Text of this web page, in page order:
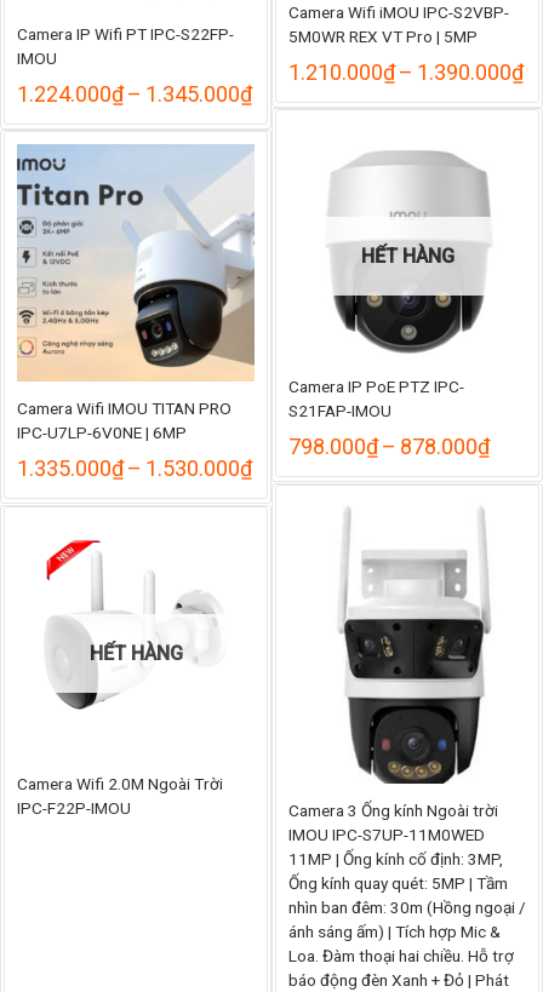
Camera Wifi iMOU IPC-S2VBP-
5M0WR REX VT Pro | 5MP
1.210.000₫– 1.390.000₫
từ
Camera IP Wifi PT IPC-S22FP-
IMOU
1.224.000₫– 1.345.000₫Khoảng
giá:
từ
1.224.000₫
HẾT HÀNG
Camera IP PoE PTZ IPC-
S21FAP-IMOU
798.000₫– 878.000₫
từ
Camera Wifi IMOU TITAN PRO
IPC-U7LP-6V0NE | 6MP
1.335.000₫– 1.530.000₫Khoảng
giá:
từ
Camera 3 Ống kính Ngoài trời
IMOU IPC-S7UP-11M0WED
11MP | Ống kính cố định: 3MP,
Ống kính quay quét: 5MP | Tầm
nhìn ban đêm: 30m (Hồng ngoại /
ánh sáng ấm) | Tích hợp Mic &
Loa. Đàm thoại hai chiều. Hỗ trợ
báo động đèn Xanh + Đỏ | Phát
HẾT HÀNG
Camera Wifi 2.0M Ngoài Trời
IPC-F22P-IMOU